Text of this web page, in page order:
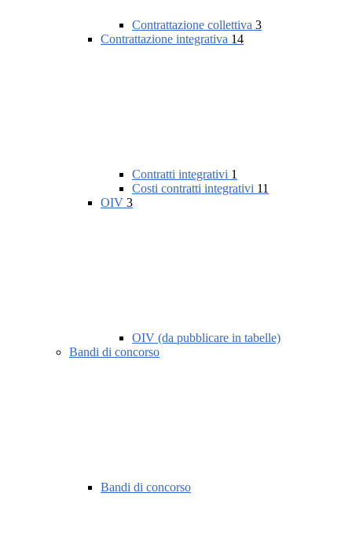
Contrattazione collettiva 3
Contrattazione integrativa 14
Contratti integrativi 1
Costi contratti integrativi 11
OIV 3
OIV (da pubblicare in tabelle)
Bandi di concorso
Bandi di concorso